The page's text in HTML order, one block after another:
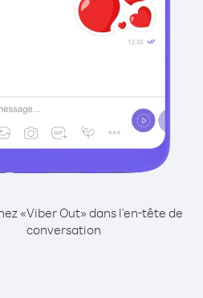
«Viber Out» dans l'en-tête de
conversation